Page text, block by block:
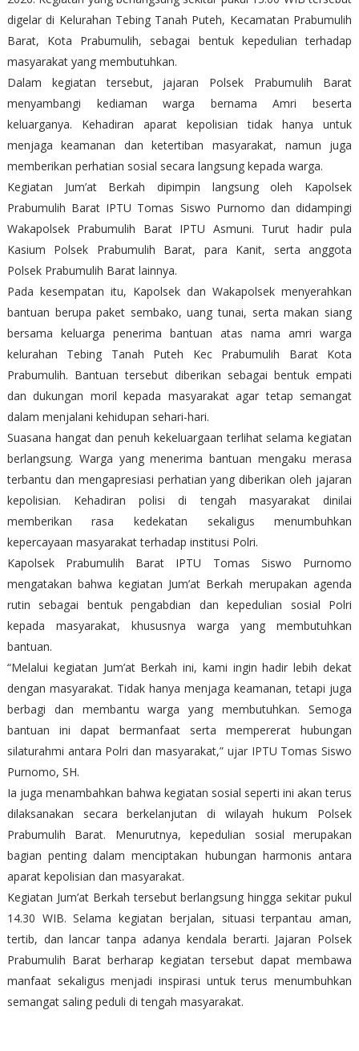
digelar di Kelurahan Tebing Tanah Puteh, Kecamatan Prabumulih
Barat, Kota Prabumulih, sebagai bentuk kepedulian terhadap
masyarakat yang membutuhkan.
Dalam kegiatan tersebut, jajaran Polsek Prabumulih Barat
menyambangi kediaman warga bernama Amri beserta
keluarganya. Kehadiran aparat kepolisian tidak hanya untuk
menjaga keamanan dan ketertiban masyarakat, namun juga
memberikan perhatian sosial secara langsung kepada warga.
Kegiatan Jum’at Berkah dipimpin langsung oleh Kapolsek
Prabumulih Barat IPTU Tomas Siswo Purnomo dan didampingi
Wakapolsek Prabumulih Barat IPTU Asmuni. Turut hadir pula
Kasium Polsek Prabumulih Barat, para Kanit, serta anggota
Polsek Prabumulih Barat lainnya.
Pada kesempatan itu, Kapolsek dan Wakapolsek menyerahkan
bantuan berupa paket sembako, uang tunai, serta makan siang
bersama keluarga penerima bantuan atas nama amri warga
kelurahan Tebing Tanah Puteh Kec Prabumulih Barat Kota
Prabumulih. Bantuan tersebut diberikan sebagai bentuk empati
dan dukungan moril kepada masyarakat agar tetap semangat
dalam menjalani kehidupan sehari-hari.
Suasana hangat dan penuh kekeluargaan terlihat selama kegiatan
berlangsung. Warga yang menerima bantuan mengaku merasa
terbantu dan mengapresiasi perhatian yang diberikan oleh jajaran
kepolisian. Kehadiran polisi di tengah masyarakat dinilai
memberikan rasa kedekatan sekaligus menumbuhkan
kepercayaan masyarakat terhadap institusi Polri.
Kapolsek Prabumulih Barat IPTU Tomas Siswo Purnomo
mengatakan bahwa kegiatan Jum’at Berkah merupakan agenda
rutin sebagai bentuk pengabdian dan kepedulian sosial Polri
kepada masyarakat, khususnya warga yang membutuhkan
bantuan.
“Melalui kegiatan Jum’at Berkah ini, kami ingin hadir lebih dekat
dengan masyarakat. Tidak hanya menjaga keamanan, tetapi juga
berbagi dan membantu warga yang membutuhkan. Semoga
bantuan ini dapat bermanfaat serta mempererat hubungan
silaturahmi antara Polri dan masyarakat,” ujar IPTU Tomas Siswo
Purnomo, SH.
Ia juga menambahkan bahwa kegiatan sosial seperti ini akan terus
dilaksanakan secara berkelanjutan di wilayah hukum Polsek
Prabumulih Barat. Menurutnya, kepedulian sosial merupakan
bagian penting dalam menciptakan hubungan harmonis antara
aparat kepolisian dan masyarakat.
Kegiatan Jum’at Berkah tersebut berlangsung hingga sekitar pukul
14.30 WIB. Selama kegiatan berjalan, situasi terpantau aman,
tertib, dan lancar tanpa adanya kendala berarti. Jajaran Polsek
Prabumulih Barat berharap kegiatan tersebut dapat membawa
manfaat sekaligus menjadi inspirasi untuk terus menumbuhkan
semangat saling peduli di tengah masyarakat.